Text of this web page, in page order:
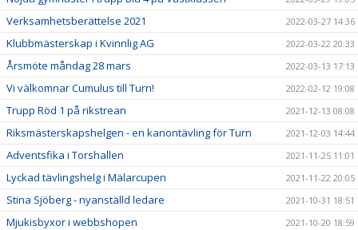
Verksamhetsberättelse 2021 2022-03-27 14:36
Klubbmästerskap i Kvinnlig AG 2022-03-22 20:33
Årsmöte måndag 28 mars 2022-03-13 17:13
Vi välkomnar Cumulus till Turn! 2022-02-12 19:08
Trupp Röd 1 på rikstrean 2021-12-13 08:08
Riksmästerskapshelgen - en kanontävling för Turn 2021-12-03 14:44
Adventsfika i Torshallen 2021-11-25 11:01
Lyckad tävlingshelg i Mälarcupen 2021-11-22 20:05
Stina Sjöberg - nyanställd ledare 2021-10-31 18:51
Mjukisbyxor i webbshopen 2021-10-20 18:59